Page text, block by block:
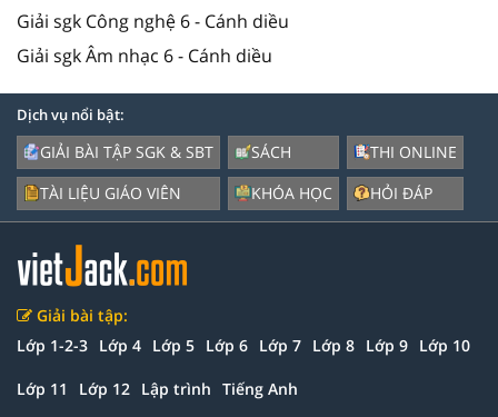
Giải sgk Công nghệ 6 - Cánh diều
Giải sgk Âm nhạc 6 - Cánh diều
Dịch vụ nổi bật:
GIẢI BÀI TẬP SGK & SBT
TÀI LIỆU GIÁO VIÊN
SÁCH
KHÓA HỌC
THI ONLINE
HỎI ĐÁP
Giải bài tập:
Lớp 1-2-3 Lớp 4 Lớp 5 Lớp 6 Lớp 7 Lớp 8 Lớp 9 Lớp 10
Lớp 11 Lớp 12 Lập trình Tiếng Anh